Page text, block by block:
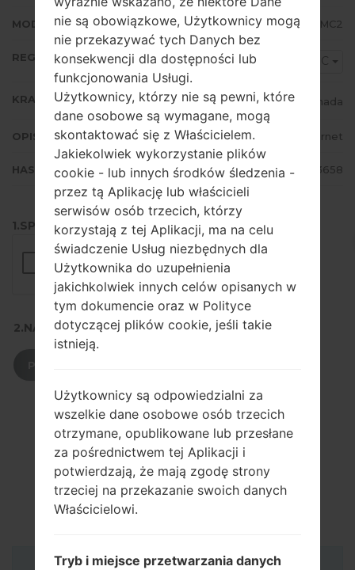
MODEM/CP WERSJA I547CVLAMC2
REGION VMC
KRAJ Canada
OPIS Bell-Internet
HASH 2bb1a386e79b5d4ce763fb761de13658
1.SPRAWDŹ RECAPTCHA
2.NACIŚNIJ, ABY POBRAĆ
nie są obowiązkowe, Użytkownicy mogą
nie przekazywać tych Danych bez
konsekwencji dla dostępności lub
funkcjonowania Usługi.
Użytkownicy, którzy nie są pewni, które
dane osobowe są wymagane, mogą
skontaktować się z Właścicielem.
Jakiekolwiek wykorzystanie plików
cookie - lub innych środków śledzenia -
przez tą Aplikację lub właścicieli
serwisów osób trzecich, którzy
korzystają z tej Aplikacji, ma na celu
świadczenie Usług niezbędnych dla
Użytkownika do uzupełnienia
jakichkolwiek innych celów opisanych w
tym dokumencie oraz w Polityce
dotyczącej plików cookie, jeśli takie
istnieją.
Użytkownicy są odpowiedzialni za
wszelkie dane osobowe osób trzecich
otrzymane, opublikowane lub przesłane
za pośrednictwem tej Aplikacji i
potwierdzają, że mają zgodę strony
trzeciej na przekazanie swoich danych
Właścicielowi.
Tryb i miejsce przetwarzania danych